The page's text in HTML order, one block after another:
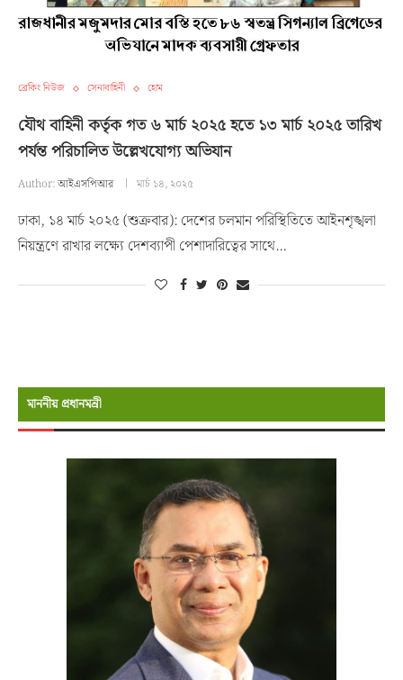
ব্রেকিং নিউজ সেনাবাহিনী হোম
যৌথ বাহিনী কর্তৃক গত ৬ মার্চ ২০২৫ হতে ১৩ মার্চ ২০২৫ তারিখ
পর্যন্ত পরিচালিত উল্লেখযোগ্য অভিযান
Author:আইএসপিআর মার্চ ১৪, ২০২৫
ঢাকা, ১৪ মার্চ ২০২৫ (শুক্রবার): দেশের চলমান পরিস্থিতিতে আইনশৃঙ্খলা
নিয়ন্ত্রণে রাখার লক্ষ্যে দেশব্যাপী পেশাদারিত্বের সাথে…
মাননীয় প্রধানমন্রী